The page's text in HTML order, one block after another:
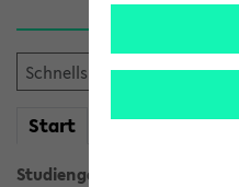
Start meineKVV
Studiengangsauswahl